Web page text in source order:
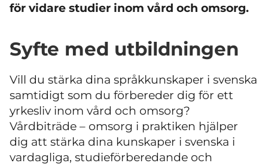
för vidare studier inom vård och omsorg.
Syfte med utbildningen
Vill du stärka dina språkkunskaper i svenska
samtidigt som du förbereder dig för ett
yrkesliv inom vård och omsorg?
Vårdbiträde – omsorg i praktiken hjälper
dig att stärka dina kunskaper i svenska i
vardagliga, studieförberedande och